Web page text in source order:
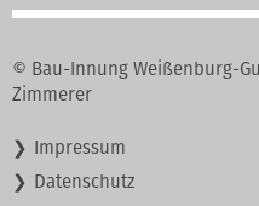
© Bau-Innung Weißenburg-
Zimmerer
Navigation
überspringen
Impressum
Datenschutz